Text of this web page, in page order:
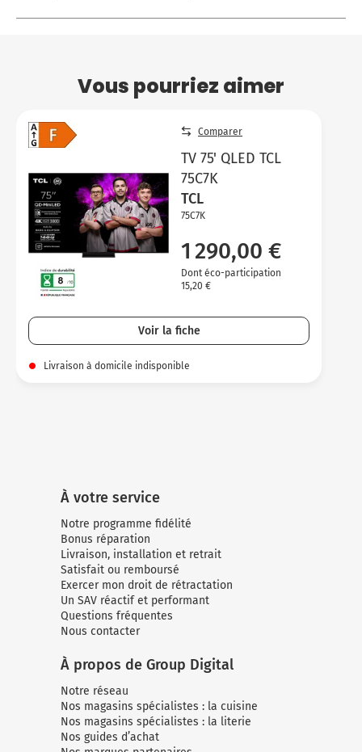
Vous pourriez aimer
Comparer
TV 75' QLED TCL
75C7K
TCL
75C7K
1 290,00 €
Dont éco-participation
15,20 €
Voir la fiche
Livraison à domicile indisponible
À votre service
Notre programme fidélité
Bonus réparation
Livraison, installation et retrait
Satisfait ou remboursé
Exercer mon droit de rétractation
Un SAV réactif et performant
Questions fréquentes
Nous contacter
À propos de Group Digital
Notre réseau
Nos magasins spécialistes : la cuisine
Nos magasins spécialistes : la literie
Nos guides d’achat